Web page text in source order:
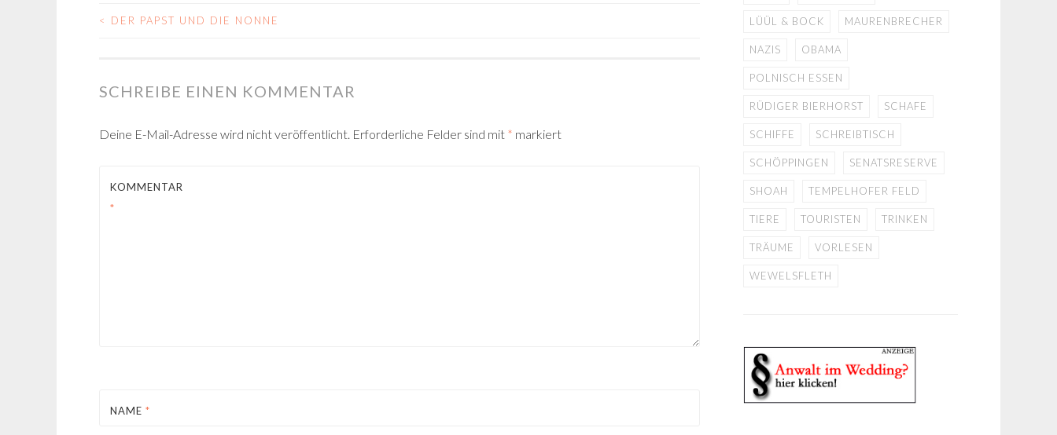
BEITRAGS-
< DER PAPST UND DIE NONNE
SCHREIBE EINEN KOMMENTAR
Deine E-Mail-Adresse wird nicht veröffentlicht. Erforderliche Felder sind mit * markiert
KOMMENTAR
*
NAME *
LÜÜL & BOCK MAURENBRECHER
NAZIS OBAMA
POLNISCH ESSEN
RÜDIGER BIERHORST SCHAFE
SCHIFFE SCHREIBTISCH
SCHÖPPINGEN SENATSRESERVE
SHOAH TEMPELHOFER FELD
TIERE TOURISTEN TRINKEN
TRÄUME VORLESEN
WEWELSFLETH